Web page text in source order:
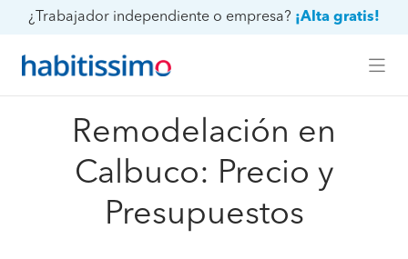
¿Trabajador independiente o empresa? ¡Alta gratis!
Remodelación en
Calbuco: Precio y
Presupuestos